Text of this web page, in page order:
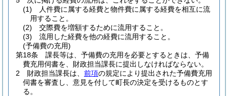
(1)
人件費に属する経費と物件費に属する経費を相互に流
用すること。
(2)
交際費を増額するために流用すること。
(3)
流用した経費を他の経費に流用すること。
(予備費の充用)
第18条
課長等は、予備費の充用を必要とするときは、予備
費充用伺書を、財政担当課長に提出しなければならない。
2
財政担当課長は、 前項の規定により提出された予備費充用
伺書を審査し、意見を付して町長の決定を受けるものとす
る。